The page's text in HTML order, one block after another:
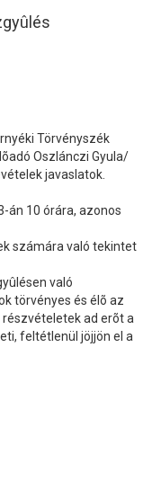
Törvényszék
Oszlánczi Gyula/
javaslatok.
án 10 órára, azonos
számára való tekintet
való
törvényes és élõ az
ad erõt a
feltétlenül jöjjön el a